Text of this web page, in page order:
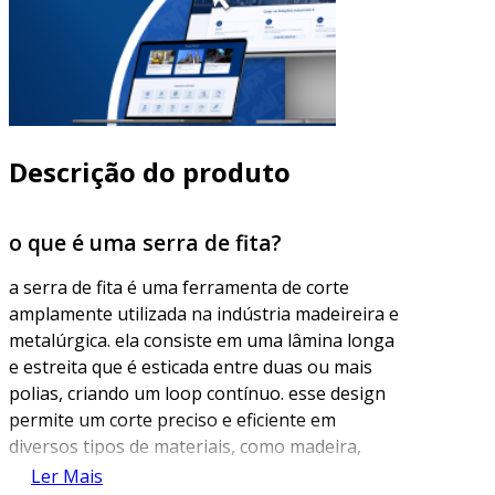
Descrição do produto
o que é uma serra de fita?
a serra de fita é uma ferramenta de corte
amplamente utilizada na indústria madeireira e
metalúrgica. ela consiste em uma lâmina longa
e estreita que é esticada entre duas ou mais
polias, criando um loop contínuo. esse design
permite um corte preciso e eficiente em
diversos tipos de materiais, como madeira,
plástico e metal. as serras de fita são
Ler Mais